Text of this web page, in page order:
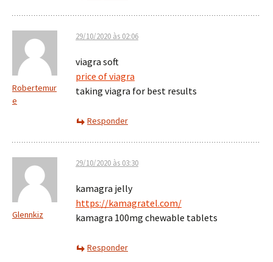
Robertemur
e
29/10/2020 às 02:06
viagra soft
price of viagra
taking viagra for best results
Responder
Glennkiz
29/10/2020 às 03:30
kamagra jelly
https://kamagratel.com/
kamagra 100mg chewable tablets
Responder